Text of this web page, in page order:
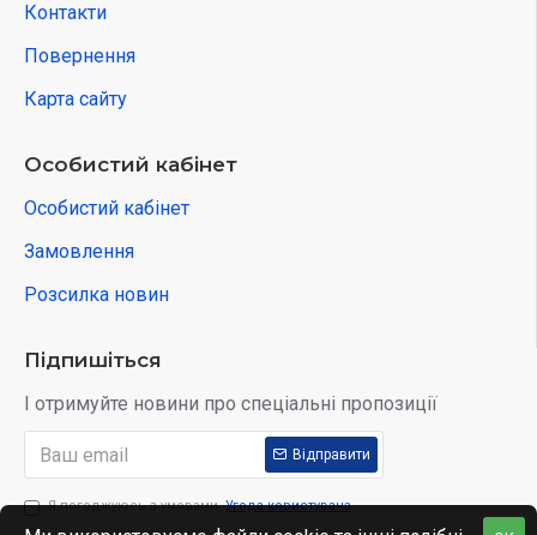
Контакти
Повернення
Карта сайту
Особистий кабінет
Особистий кабінет
Замовлення
Розсилка новин
Підпишіться
І отримуйте новини про спеціальні пропозиції
Відправити
Я погоджуюсь з умовами Угода користувача